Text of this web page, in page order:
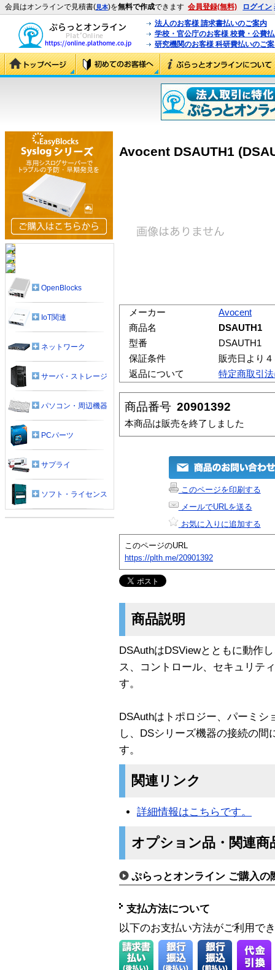
会員はオンラインで見積書(見本)を無料で作成できます 会員登録(無料) ログイン
法人のお客様 請求書払いのご案内
学校・官公庁のお客様 校費・公費
研究機関のお客様 科研費払いのご
Avocent DSAUTH1
メーカー
Avocent
商品名
DSAUTH1
型番
DSAUTH1
保証条件
販売日より
返品について
特定商取引
商品番号 20901392
本商品は販売を終了しました
このページを印刷する
メールでURLを送る
お気に入りに追加する
このページのURL
https://plth.me/20901392
商品説明
DSAuthはDSViewとともに動作
ス、コントロール、セキュリテ
す。
DSAuthはトポロジー、パーミ
し、DSシリーズ機器の接続の
す。
関連リンク
詳細情報はこちらです。
オプション品・関連商
ぷらっとオンライン ご購入の
支払方法について
以下のお支払い方法がご利用で
OpenBlocks
IoT関連
ネットワーク
サーバ・ストレージ
パソコン・周辺機器
PCパーツ
サプライ
ソフト・ライセンス